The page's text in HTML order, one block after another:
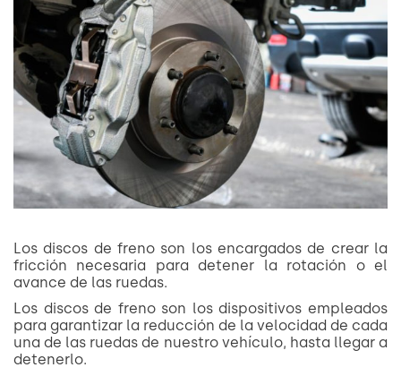
Los discos de freno son los encargados de crear la
fricción necesaria para detener la rotación o el
avance de las ruedas.
Los discos de freno son los dispositivos empleados
para garantizar la reducción de la velocidad de cada
una de las ruedas de nuestro vehículo, hasta llegar a
detenerlo.